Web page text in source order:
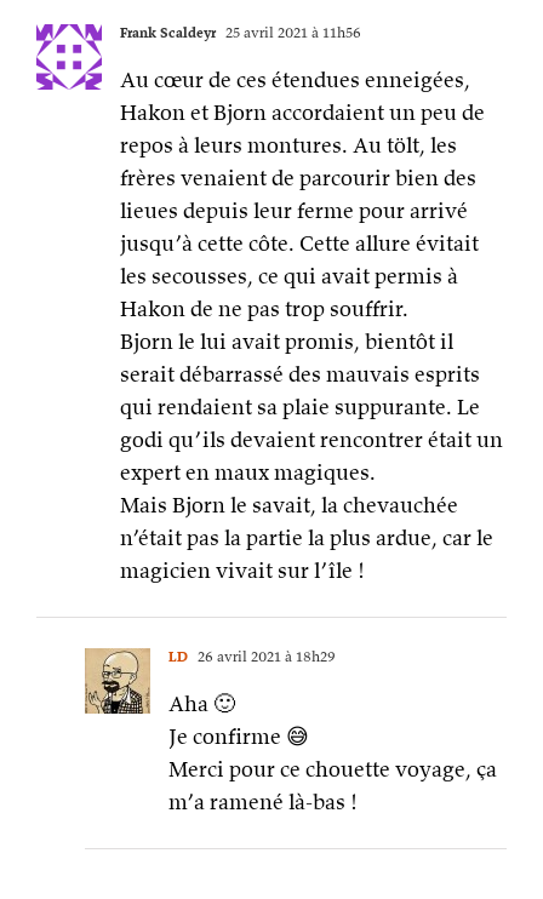
Frank Scaldeyr 25 avril 2021 à 11h56
Au cœur de ces étendues enneigées,
Hakon et Bjorn accordaient un peu de
repos à leurs montures. Au tölt, les
frères venaient de parcourir bien des
lieues depuis leur ferme pour arrivé
jusqu’à cette côte. Cette allure évitait
les secousses, ce qui avait permis à
Hakon de ne pas trop souffrir.
Bjorn le lui avait promis, bientôt il
serait débarrassé des mauvais esprits
qui rendaient sa plaie suppurante. Le
godi qu’ils devaient rencontrer était un
expert en maux magiques.
Mais Bjorn le savait, la chevauchée
n’était pas la partie la plus ardue, car le
magicien vivait sur l’île !
LD 26 avril 2021 à 18h29
Aha 🙂
Je confirme 😅
Merci pour ce chouette voyage, ça
m’a ramené là-bas !